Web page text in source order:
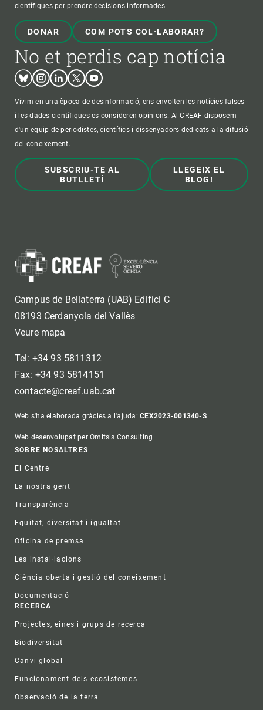
científiques per prendre decisions informades.
DONAR COM POTS COL·LABORAR?
No et perdis cap notícia
BlueskyInstagram
LinkedinTwitterYoutube
Vivim en una època de desinformació, ens envolten les notícies falses
i les dades científiques es consideren opinions. Al CREAF disposem
d'un equip de periodistes, científics i dissenyadors dedicats a la difusió
del coneixement.
SUBSCRIU-TE AL
BUTLLETÍ
LLEGEIX EL
BLOG!
Campus de Bellaterra (UAB) Edifici C
08193 Cerdanyola del Vallès
Veure mapa
Tel: +34 93 5811312
Fax: +34 93 5814151
contacte@creaf.uab.cat
Web s'ha elaborada gràcies a l'ajuda:CEX2023-001340-S
Web desenvolupat per Omitsis Consulting
Footer
SOBRE NOSALTRES
El Centre
La nostra gent
Transparència
Equitat, diversitat i igualtat
Oficina de premsa
Les instal·lacions
Ciència oberta i gestió del coneixement
Documentació
RECERCA
Projectes, eines i grups de recerca
Biodiversitat
Canvi global
Funcionament dels ecosistemes
Observació de la terra